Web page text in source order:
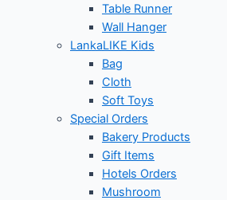
Table Runner
Wall Hanger
LankaLIKE Kids
Bag
Cloth
Soft Toys
Special Orders
Bakery Products
Gift Items
Hotels Orders
Mushroom